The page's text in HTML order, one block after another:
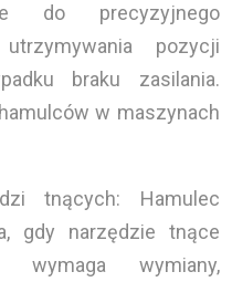
do precyzyjnego
pozycji
braku zasilania.
w maszynach
tnących: Hamulec
gdy narzędzie tnące
wymiany,